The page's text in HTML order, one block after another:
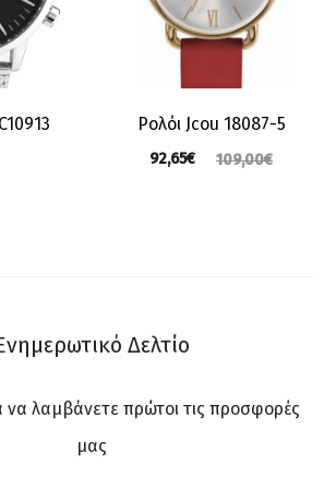
Ρολόι Jcou 18087-5
109,00€
92,65€
Δελτίο
να λαμβάνετε πρώτοι τις προσφορές
μας